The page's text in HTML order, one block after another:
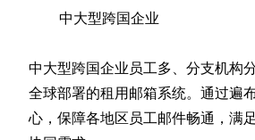
中大型跨国企业
中大型跨国企业员工多、分支机构
全球部署的租用邮箱系统。通过遍
心，保障各地区员工邮件畅通，满